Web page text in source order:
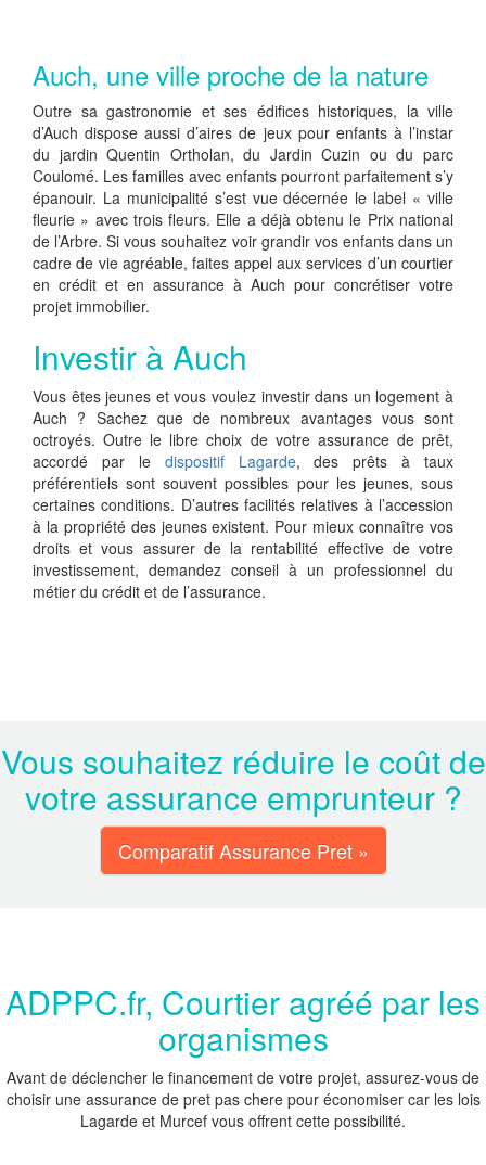
Auch, une ville proche de la nature
Outre sa gastronomie et ses édifices historiques, la ville
d’Auch dispose aussi d’aires de jeux pour enfants à l’instar
du jardin Quentin Ortholan, du Jardin Cuzin ou du parc
Coulomé. Les familles avec enfants pourront parfaitement s’y
épanouir. La municipalité s’est vue décernée le label « ville
fleurie » avec trois fleurs. Elle a déjà obtenu le Prix national
de l’Arbre. Si vous souhaitez voir grandir vos enfants dans un
cadre de vie agréable, faites appel aux services d’un courtier
en crédit et en assurance à Auch pour concrétiser votre
projet immobilier.
Investir à Auch
Vous êtes jeunes et vous voulez investir dans un logement à
Auch ? Sachez que de nombreux avantages vous sont
octroyés. Outre le libre choix de votre assurance de prêt,
accordé par le dispositif Lagarde, des prêts à taux
préférentiels sont souvent possibles pour les jeunes, sous
certaines conditions. D’autres facilités relatives à l’accession
à la propriété des jeunes existent. Pour mieux connaître vos
droits et vous assurer de la rentabilité effective de votre
investissement, demandez conseil à un professionnel du
métier du crédit et de l’assurance.
Vous souhaitez réduire le coût de
votre assurance emprunteur ?
Comparatif Assurance Pret »
ADPPC.fr, Courtier agréé par les
organismes
Avant de déclencher le financement de votre projet, assurez-vous de
choisir une assurance de pret pas chere pour économiser car les lois
Lagarde et Murcef vous offrent cette possibilité.